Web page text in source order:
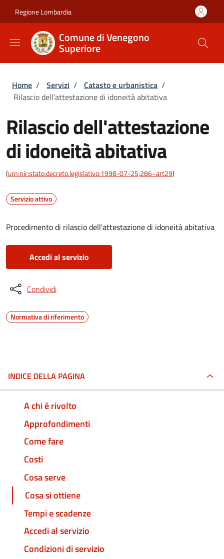
Regione Lombardia
Comune di Venegono
Superiore
Briciole di pane
Home / Servizi / Catasto e urbanistica /
Rilascio dell'attestazione di idoneità abitativa
Rilascio dell'attestazione
di idoneità abitativa
(urn:nir:stato:decreto.legislativo:1998-07-25;286~art29)
Servizio attivo
Procedimento di rilascio dell'attestazione di idoneità abitativa
Accedi al servizio
Condividi
Normativa di riferimento
INDICE DELLA PAGINA
A chi è rivolto
Approfondimenti
Come fare
Costi
Cosa serve
Cosa si ottiene
Tempi e scadenze
Accedi al servizio
Condizioni di servizio